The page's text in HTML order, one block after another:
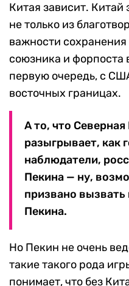
Китая зависит. Китай
не только из
важности
союзника и форпоста
первую очередь, с
восточных границах.
А то, что Северная
разыгрывает, как
наблюдатели,
Пекина — ну,
призвано
Пекина.
Но Пекин не очень
такие такого рода
понимает, что без